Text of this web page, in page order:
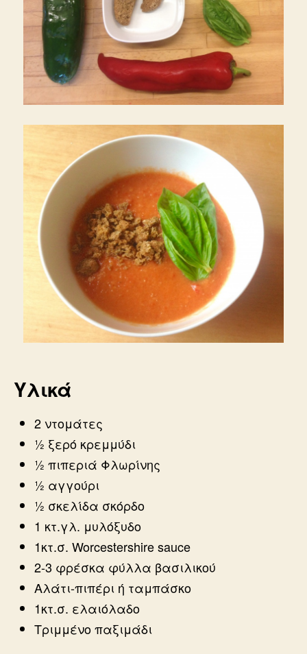
Υλικά
2 ντομάτες
½ ξερό κρεμμύδι
½ πιπεριά Φλωρίνης
½ αγγούρι
½ σκελίδα σκόρδο
1 κτ.γλ. μυλόξυδο
1κτ.σ. Worcestershire sauce
2-3 φρέσκα φύλλα βασιλικού
Αλάτι-πιπέρι ή ταμπάσκο
1κτ.σ. ελαιόλαδο
Τριμμένο παξιμάδι